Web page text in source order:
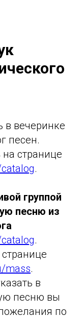
в вечеринке
песен.
странице
.
группой
песню из
.
mass.
в
песню вы
по